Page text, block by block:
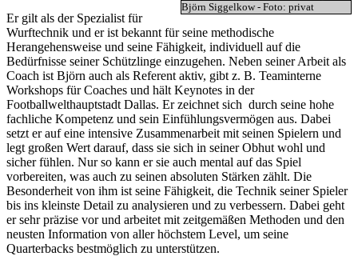
Björn Siggelkow - Foto: privat
Er gilt als der Spezialist für
Wurftechnik und er ist bekannt für seine methodische
Herangehensweise und seine Fähigkeit, individuell auf die
Bedürfnisse seiner Schützlinge einzugehen. Neben seiner Arbeit als
Coach ist Björn auch als Referent aktiv, gibt z. B. Teaminterne
Workshops für Coaches und hält Keynotes in der
Footballwelthauptstadt Dallas. Er zeichnet sich durch seine hohe
fachliche Kompetenz und sein Einfühlungsvermögen aus. Dabei
setzt er auf eine intensive Zusammenarbeit mit seinen Spielern und
legt großen Wert darauf, dass sie sich in seiner Obhut wohl und
sicher fühlen. Nur so kann er sie auch mental auf das Spiel
vorbereiten, was auch zu seinen absoluten Stärken zählt. Die
Besonderheit von ihm ist seine Fähigkeit, die Technik seiner Spieler
bis ins kleinste Detail zu analysieren und zu verbessern. Dabei geht
er sehr präzise vor und arbeitet mit zeitgemäßen Methoden und den
neusten Information von aller höchstem Level, um seine
Quarterbacks bestmöglich zu unterstützen.